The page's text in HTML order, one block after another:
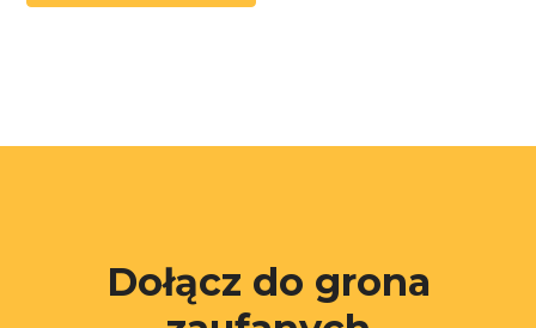
Dołącz do grona